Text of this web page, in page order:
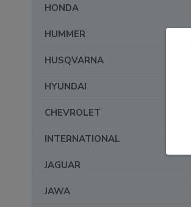
HONDA
HUMMER
HUSQVARNA
HYUNDAI
CHEVROLET
INTERNATIONAL
JAGUAR
JAWA